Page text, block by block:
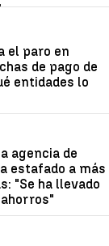
el paro en
de pago de
entidades lo
agencia de
estafado a más
"Se ha llevado